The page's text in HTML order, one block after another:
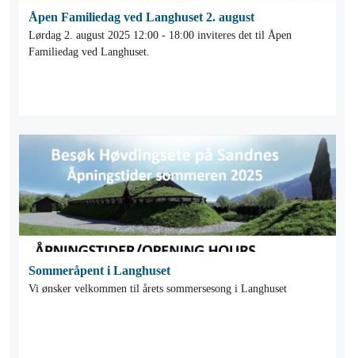
Åpen Familiedag ved Langhuset 2. august
Lørdag 2. august 2025 12:00 - 18:00 inviteres det til Åpen
Familiedag ved Langhuset.
Sommeråpent i Langhuset
Vi ønsker velkommen til årets sommersesong i Langhuset